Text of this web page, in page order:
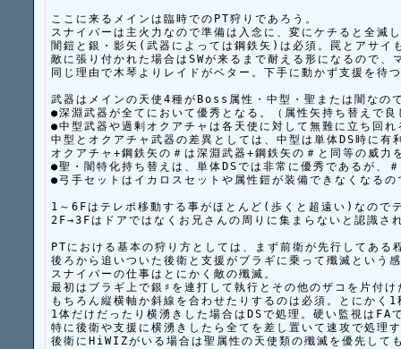
ここに来るメインは臨時でのPT狩りであろう。
スナイパーは主火力なので準備は入念に、変にケチると全滅
闇鎧と銀・影矢(武器によっては鋼鉄矢)は必須。罠とアサイ
敵に張り付かれた場合はSWが来るまで耐える形になるので、
同じ理由で木琴よりレイドがベター。下手に動かず支援を待
武器はメインの天使4種がBoss属性・中型・聖または闇なの
●深淵武器が全てにおいて優秀となる。（属性矢持ち替えで
●中型武器や過剰オクアチャは各天使に対して無難に立ち回れ
中型とオクアチャ武器の差異としては、中型は単体DS時に
オクアチャ+鋼鉄矢の＃は深淵武器+鋼鉄矢の＃と同等の威
●聖・闇特化持ち替えは、単体DSでは非常に優秀であるが、
●弓手セットはイカロスセットや属性鎧が装備できなくなるの
1～6Fはテレポ移動する事がほとんど(歩くと超遠い)なので
2F→3Fはドアではなくお兄さんの周りに集まらないと認識さ
PTにおける基本の狩り方としては、まず前衛が先行してある
後ろから追いついた後衛と支援がブラギに乗って殲滅という
スナイパーの仕事はとにかく敵の殲滅。
最初はブラギ上で銀♯を連打して執行とその他のザコを片付
もちろん縦横軸か斜線を合わせたりするのは必須。とにかく
1体だけだったり横湧きした場合はDSで処理。硬い監視はFA
特に後衛や支援に横湧きしたら全てを差し置いて速攻で処理
後衛にHiWIZがいる場合は聖属性の天使類の殲滅を優先して